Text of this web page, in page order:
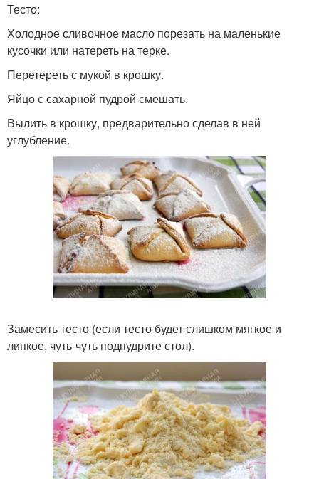
Тесто:
Холодное сливочное масло порезать на маленькие
кусочки или натереть на терке.
Перетереть с мукой в крошку.
Яйцо с сахарной пудрой смешать.
Вылить в крошку, предварительно сделав в ней
углубление.
Замесить тесто (если тесто будет слишком мягкое и
липкое, чуть-чуть подпудрите стол).